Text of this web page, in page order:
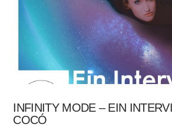
INFINITY MODE – EIN
COCÓ